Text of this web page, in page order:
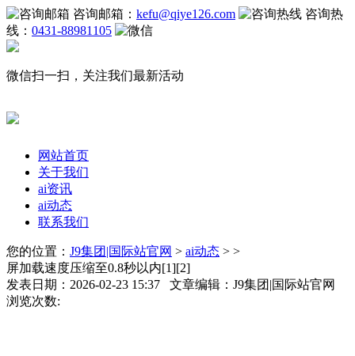
咨询邮箱： kefu@qiye126.com
咨询热
线： 0431-88981105
微信扫一扫，关注我们最新活动
网站首页
关于我们
ai资讯
ai动态
联系我们
您的位置： J9集团|国际站官网 > ai动态 > >
屏加载速度压缩至0.8秒以内[1][2]
发表日期：2026-02-23 15:37 文章编辑：J9集团|国际站官网
浏览次数: